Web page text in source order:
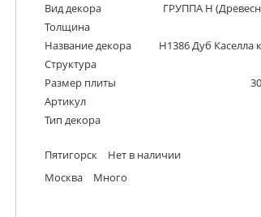
Вид декора
ГРУППА Н
Толщина
Название декора
H1386 Дуб Каселла
Структура
Размер плиты
Артикул
Тип декора
Пятигорск
Нет в наличии
Москва
Много